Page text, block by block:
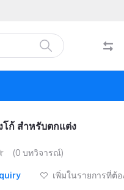
ก้ สำหรับตกแต่ง
(0 บทวิจารณ์)
เพิ่มในรายการที่ต้อ